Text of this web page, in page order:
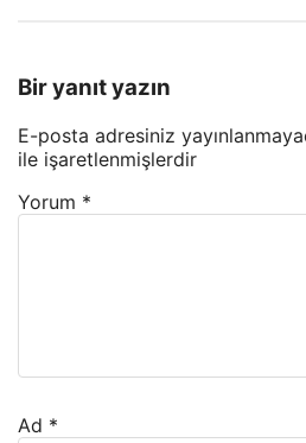
Bir yanıt yazın
E-posta adresiniz
ile işaretlenmişlerdir
Yorum *
Ad *